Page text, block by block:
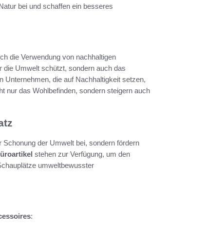
bei und schaffen ein besseres
die Verwendung von nachhaltigen
Umwelt schützt, sondern auch das
Unternehmen, die auf Nachhaltigkeit setzen,
nur das Wohlbefinden, sondern steigern auch
Schonung der Umwelt bei, sondern fördern
stehen zur Verfügung, um den
umweltbewusster
: